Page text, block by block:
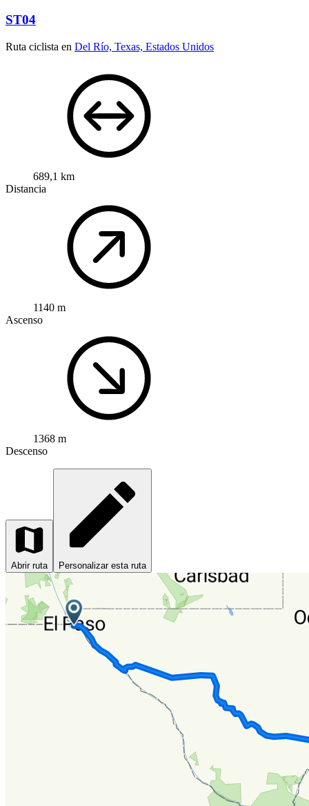
ST04
Ruta ciclista en Del Río, Texas, Estados Unidos
689,1 km
Distancia
1140 m
Ascenso
1368 m
Descenso
Abrir ruta Personalizar esta ruta